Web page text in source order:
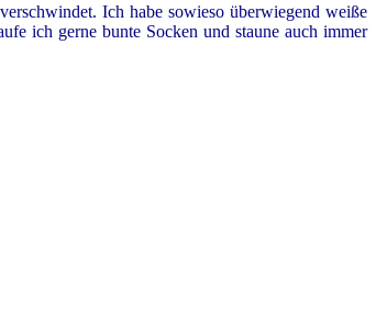
Ich habe sowieso überwiegend weiße
ich gerne bunte Socken und staune auch immer